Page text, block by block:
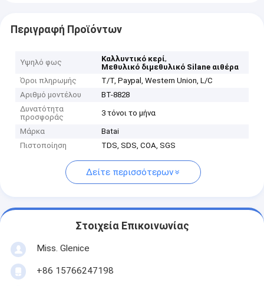
Περιγραφή Προϊόντων
Υψηλό φως Καλλυντικό κερί,
Μεθυλικό διμεθυλικό Silane αιθέρα
Όροι πληρωμής
T/T, Paypal, Western Union, L/C
Αριθμό μοντέλου
BT-8828
Δυνατότητα
προσφοράς
3 τόνοι το μήνα
Μάρκα
Batai
Πιστοποίηση
TDS, SDS, COA, SGS
Δείτε περισσότερων
Στοιχεία Επικοινωνίας
Miss. Glenice
+86 15766247198